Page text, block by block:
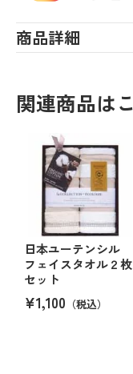
商品詳細
関連商品は
日本ユーテンシル
フェイスタオル２枚
セット
¥1,100 （税込）